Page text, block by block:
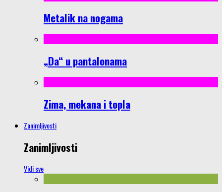
Metalik na nogama
„Da“ u pantalonama
Zima, mekana i topla
Zanimljivosti
Zanimljivosti
Vidi sve